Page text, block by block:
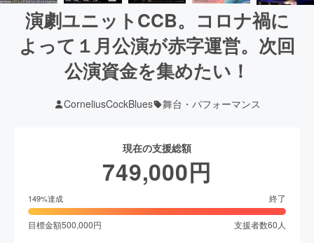
演劇ユニットCCB。コロナ禍に
よって１月公演が赤字運営。次回
公演資金を集めたい！
CorneliusCockBlues 舞台・パフォーマンス
現在の支援総額
749,000円
149%達成 終了
目標金額500,000円 支援者数60 人